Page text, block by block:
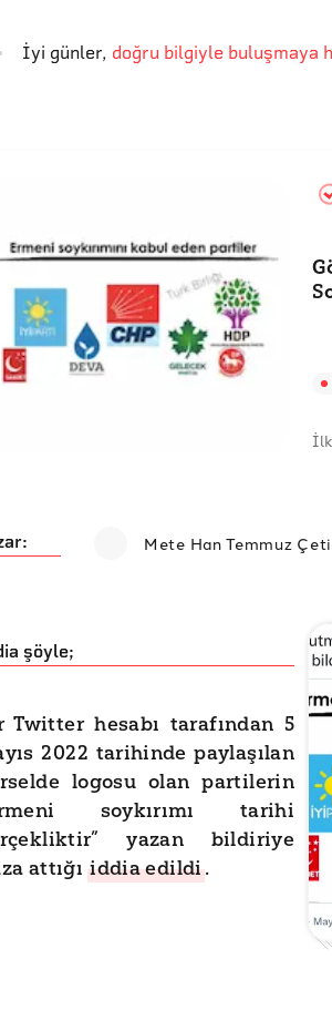
İyi günler, doğru bilgiyle buluşmaya
İlk
Mete Han Temmuz
şöyle;
Twitter hesabı tarafından 5
2022 tarihinde paylaşılan
logosu olan partilerin
soykırımı tarihi
yazan bildiriye
attığıiddia edildi.